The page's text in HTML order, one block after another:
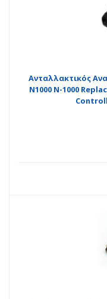
Ανταλλακτικός
N1000 N-1000